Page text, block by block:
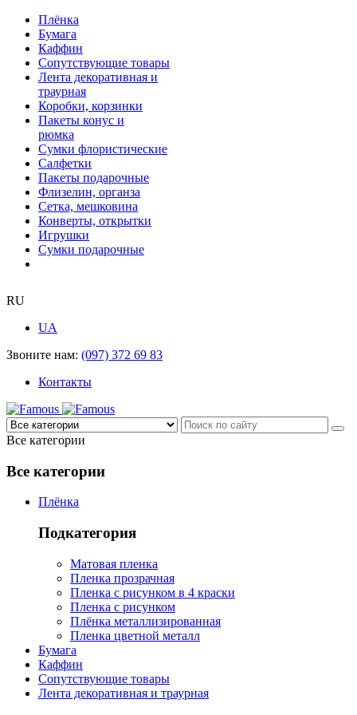
Плёнка
Бумага
Каффин
Сопутствующие товары
Лента декоративная и
траурная
Коробки, корзинки
Пакеты конус и
рюмка
Сумки флористические
Салфетки
Пакеты подарочные
Флизелин, органза
Сетка, мешковина
Конверты, открытки
Игрушки
Сумки подарочные
RU
UA
Звоните нам: (097) 372 69 83
Контакты
Все категории
Все категории
Плёнка
Подкатегория
Матовая пленка
Пленка прозрачная
Пленка с рисунком в 4 краски
Пленка с рисунком
Плёнка металлизированная
Пленка цветной металл
Бумага
Каффин
Сопутствующие товары
Лента декоративная и траурная